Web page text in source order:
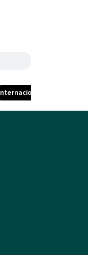
Internacional